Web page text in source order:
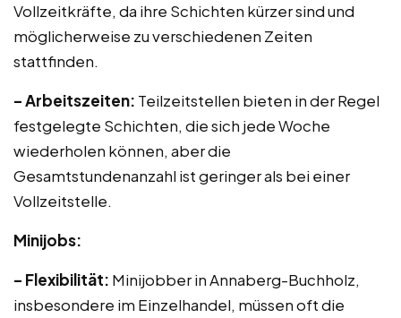
Vollzeitkräfte, da ihre Schichten kürzer sind und
möglicherweise zu verschiedenen Zeiten
stattfinden.
– Arbeitszeiten: Teilzeitstellen bieten in der Regel
festgelegte Schichten, die sich jede Woche
wiederholen können, aber die
Gesamtstundenanzahl ist geringer als bei einer
Vollzeitstelle.
Minijobs:
– Flexibilität: Minijobber in Annaberg-Buchholz,
insbesondere im Einzelhandel, müssen oft die